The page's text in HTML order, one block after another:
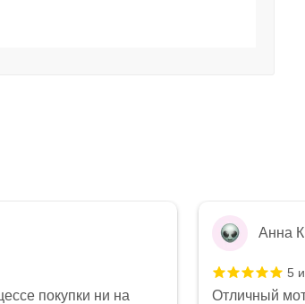
покупки ни на
Анна К
5
Отличный